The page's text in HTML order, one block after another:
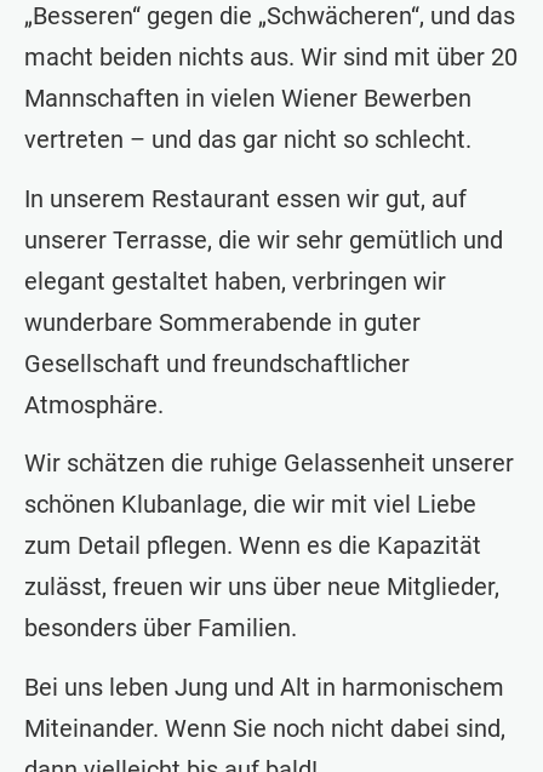
„Besseren“ gegen die „Schwächeren“, und das
macht beiden nichts aus. Wir sind mit über 20
Mannschaften in vielen Wiener Bewerben
vertreten – und das gar nicht so schlecht.
In unserem Restaurant essen wir gut, auf
unserer Terrasse, die wir sehr gemütlich und
elegant gestaltet haben, verbringen wir
wunderbare Sommerabende in guter
Gesellschaft und freundschaftlicher
Atmosphäre.
Wir schätzen die ruhige Gelassenheit unserer
schönen Klubanlage, die wir mit viel Liebe
zum Detail pflegen. Wenn es die Kapazität
zulässt, freuen wir uns über neue Mitglieder,
besonders über Familien.
Bei uns leben Jung und Alt in harmonischem
Miteinander. Wenn Sie noch nicht dabei sind,